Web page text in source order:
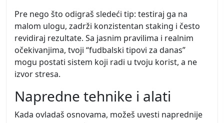
Pre nego što odigraš sledeći tip: testiraj ga na
malom ulogu, zadrži konzistentan staking i često
revidiraj rezultate. Sa jasnim pravilima i realnim
očekivanjima, tvoji “fudbalski tipovi za danas”
mogu postati sistem koji radi u tvoju korist, a ne
izvor stresa.
Napredne tehnike i alati
Kada ovladaš osnovama, možeš uvesti naprednije